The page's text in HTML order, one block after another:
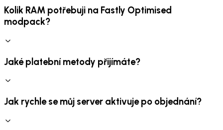
Kolik RAM potřebuji na Fastly Optimised
modpack?
Jaké platební metody přijímáte?
Jak rychle se můj server aktivuje po objednání?